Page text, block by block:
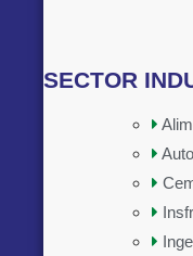
SECTOR